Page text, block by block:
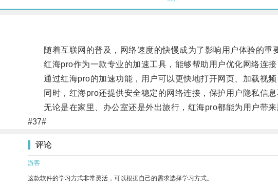
随着互联网的普及，网络速度的快慢成为了影响用户体验的重
红海pro作为一款专业的加速工具，能够帮助用户优化网络连接
通过红海pro的加速功能，用户可以更快地打开网页、加载视频
同时，红海pro还提供安全稳定的网络连接，保护用户隐私信息
无论是在家里、办公室还是外出旅行，红海pro都能为用户带来
#37#
评论
游客
这款软件的学习方式非常灵活，可以根据自己的需求选择学习方式。